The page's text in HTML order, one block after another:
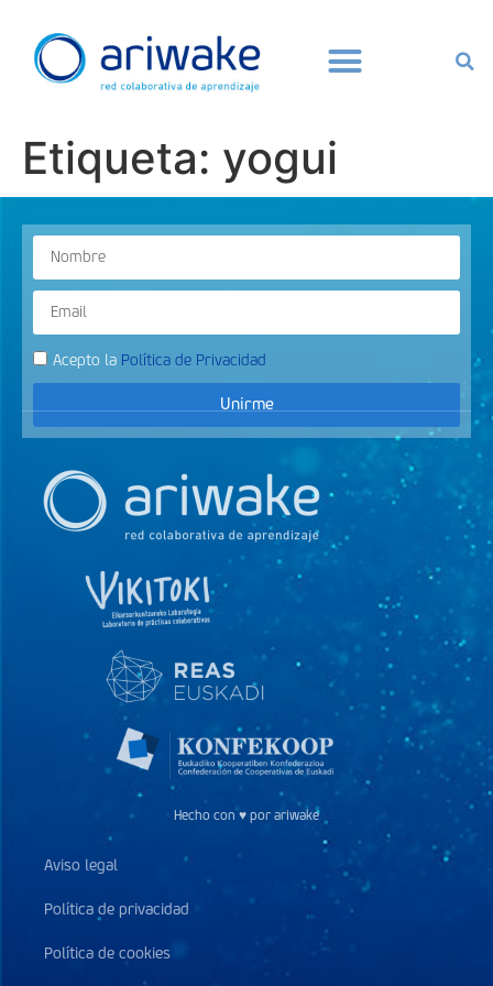
Etiqueta: yogui
Acepto la Política de Privacidad
Unirme
Hecho con ♥ por ariwake
Aviso legal
Política de privacidad
Política de cookies